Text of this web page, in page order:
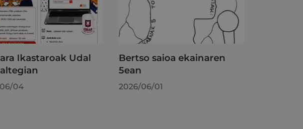
Ikastaroak Udal
04
Bertso saioa ekainaren
5ean
2026/06/01